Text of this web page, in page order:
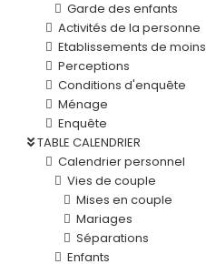
Garde des enfants
Activités de la personne
Etablissements de
Perceptions
Conditions d'enquête
Ménage
Enquête
TABLE CALENDRIER
Calendrier personnel
Vies de couple
Mises en couple
Mariages
Séparations
Enfants